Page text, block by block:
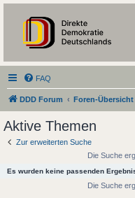
https://forum.ddd-
partei.de/
FAQ
DDD Forum Foren-Übersicht
Aktive Themen
Zur erweiterten Suche
Die Suche
Es wurden keine passenden
Die Suche